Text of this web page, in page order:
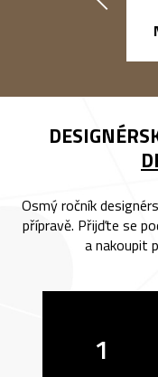
Osmý ročník
přípravě. Přijďte se
a nakoupit
1